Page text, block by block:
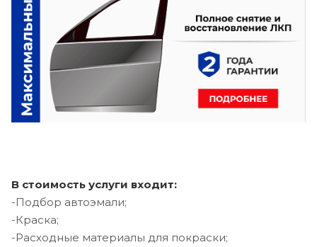
В стоимость услуги входит:
-Подбор автоэмали;
-Краска;
-Расходные материалы для покраски;